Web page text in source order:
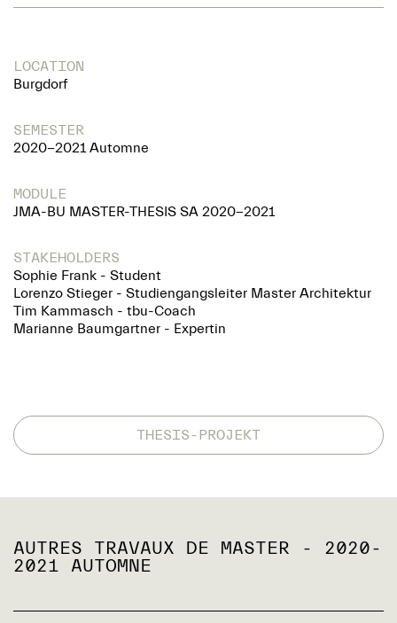
LOCATION
Burgdorf
SEMESTER
2020-2021 Automne
MODULE
JMA-BU MASTER-THESIS SA 2020-2021
STAKEHOLDERS
Sophie Frank - Student
Lorenzo Stieger - Studiengangsleiter Master Architektur
Tim Kammasch - tbu-Coach
Marianne Baumgartner - Expertin
THESIS-PROJEKT
AUTRES TRAVAUX DE MASTER - 2020-
2021 AUTOMNE